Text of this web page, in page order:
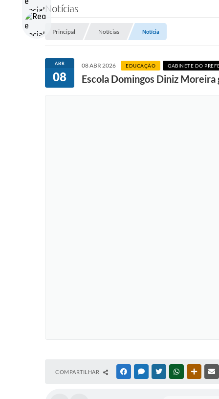
Notícias
Principal Notícias Notícia
ABR
08
08 ABR 2026 EDUCAÇÃO GABINETE DO
Escola Domingos Diniz
COMPARTILHAR FACEBOOKMESSENGER
TWITTERWHATSAPP